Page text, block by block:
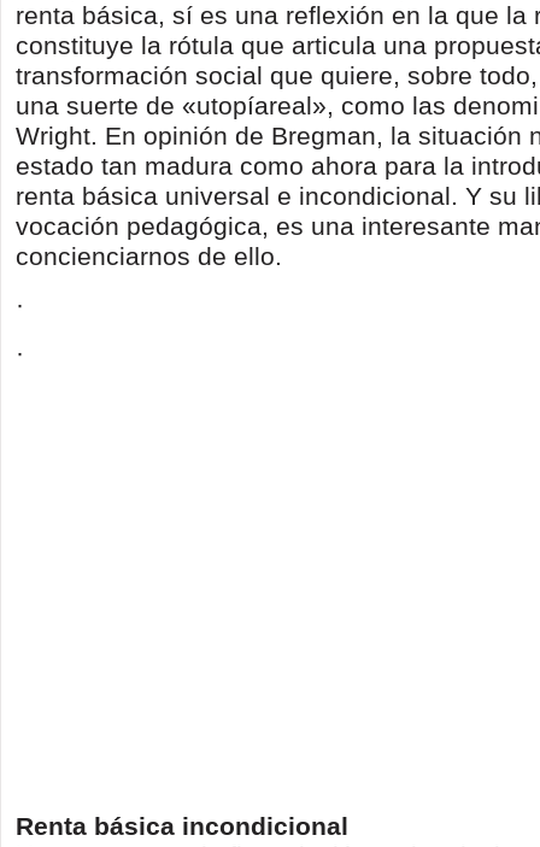
renta básica, sí es una reflexión en la que la
constituye la rótula que articula una
transformación social que quiere, sobre
una suerte de «utopíareal», como las
Wright. En opinión de Bregman, la situación
estado tan madura como ahora para la
renta básica universal e incondicional. Y su
vocación pedagógica, es una interesante
concienciarnos de ello.
·
·
Renta básica incondicional